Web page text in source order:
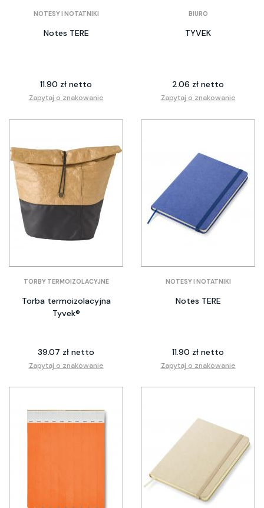
NOTESY I NOTATNIKI
Notes TERE
11.90 zł netto
Zapytaj o znakowanie
BIURO
TYVEK
2.06 zł netto
Zapytaj o znakowanie
TORBY TERMOIZOLACYJNE
Torba termoizolacyjna
Tyvek®
39.07 zł netto
Zapytaj o znakowanie
NOTESY I NOTATNIKI
Notes TERE
11.90 zł netto
Zapytaj o znakowanie